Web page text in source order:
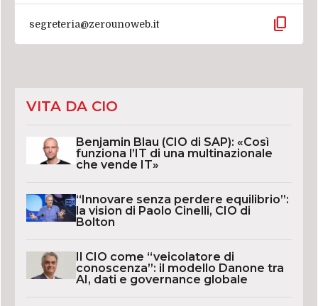
segreteria@zerounoweb.it content_copy
VITA DA CIO
Benjamin Blau (CIO di SAP): «Così
funziona l’IT di una multinazionale
che vende IT»
“Innovare senza perdere equilibrio”:
la vision di Paolo Cinelli, CIO di
Bolton
Il CIO come “veicolatore di
conoscenza”: il modello Danone tra
AI, dati e governance globale